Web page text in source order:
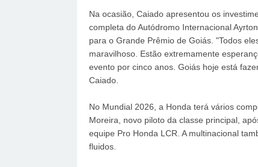
Na ocasião, Caiado apresentou os
completa do Autódromo Internacional
para o Grande Prêmio de Goiás. "Todos
maravilhoso. Estão extremamente
evento por cinco anos. Goiás hoje está
Caiado.
No Mundial 2026, a Honda terá vários
Moreira, novo piloto da classe principal,
equipe Pro Honda LCR. A multinacional
fluidos.